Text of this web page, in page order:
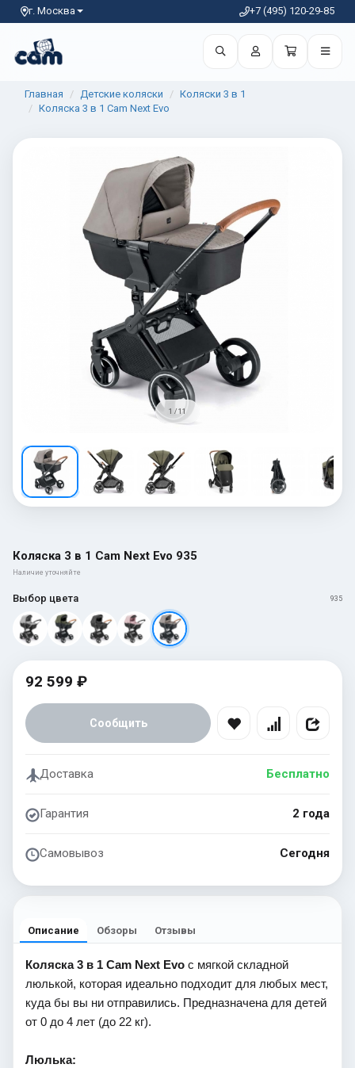
г. Москва +7 (495) 120-29-85
Главная Детские коляски
Коляски 3 в 1
Коляска 3 в 1 Cam Next Evo
1 / 11
Коляска 3 в 1 Cam Next Evo 935
Наличие уточняйте
Выбор цвета 935
92 599 ₽
Сообщить
Доставка Бесплатно
Гарантия 2 года
Самовывоз Сегодня
Описание Обзоры Отзывы
Коляска 3 в 1 Cam Next Evo с мягкой складной
люлькой, которая идеально подходит для любых мест,
куда бы вы ни отправились. Предназначена для детей
от 0 до 4 лет (до 22 кг).
Люлька: